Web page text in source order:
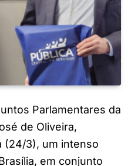
Parlamentares da
de Oliveira,
(24/3), um intenso
em conjunto